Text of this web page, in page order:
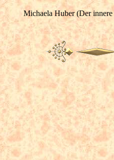
Michaela Huber (Der innere